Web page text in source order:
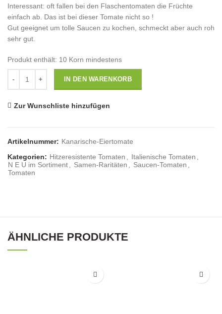
Interessant: oft fallen bei den Flaschentomaten die Früchte
einfach ab. Das ist bei dieser Tomate nicht so !
Gut geeignet um tolle Saucen zu kochen, schmeckt aber auch roh
sehr gut.
Produkt enthält: 10 Korn mindestens
IN DEN WARENKORB
Zur Wunschliste hinzufügen
Artikelnummer: Kanarische-Eiertomate
Kategorien: Hitzeresistente Tomaten Italienische Tomaten
N E U im Sortiment
Samen-Raritäten Saucen-Tomaten
Tomaten
ÄHNLICHE PRODUKTE